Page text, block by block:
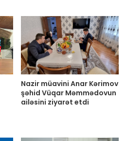
Nazir müavini Anar Kərimov
şəhid Vüqar Məmmədovun
ailəsini ziyarət etdi